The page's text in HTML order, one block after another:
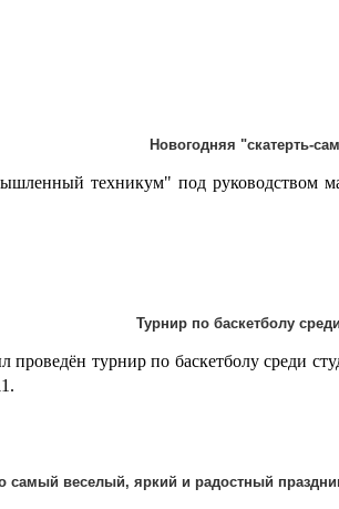
Новогодняя "скатерть-
техникум" под руководством
Турнир по баскетболу
турнир по баскетболу среди
самый веселый, яркий и радостный